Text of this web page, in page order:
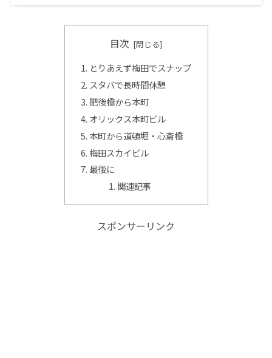
目次
とりあえず梅田でスナップ
スタバで長時間休憩
肥後橋から本町
オリックス本町ビル
本町から道頓堀・心斎橋
梅田スカイビル
最後に
関連記事
スポンサーリンク